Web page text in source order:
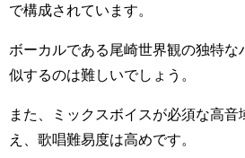
で構成されています。
ボーカルである尾崎世界観の独特な
似するのは難しいでしょう。
また、ミックスボイスが必須な高音
え、歌唱難易度は高めです。